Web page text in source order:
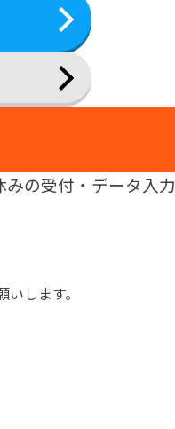
みの受付・データ入力
します。